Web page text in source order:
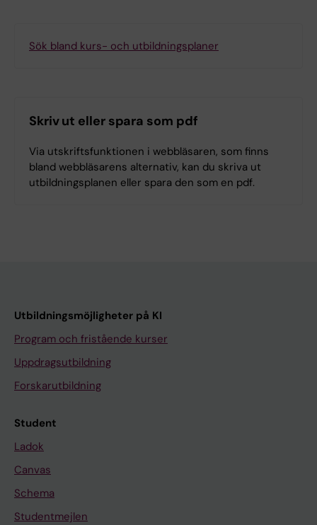
Sök bland kurs- och utbildningsplaner
Skriv ut eller spara som pdf
Via utskriftsfunktionen i webbläsaren, som finns
bland webbläsarens alternativ, kan du skriva ut
utbildningsplanen eller spara den som en pdf.
Utbildningsmöjligheter på KI
Program och fristående kurser
Uppdragsutbildning
Forskarutbildning
Student
Ladok
Canvas
Schema
Studentmejlen